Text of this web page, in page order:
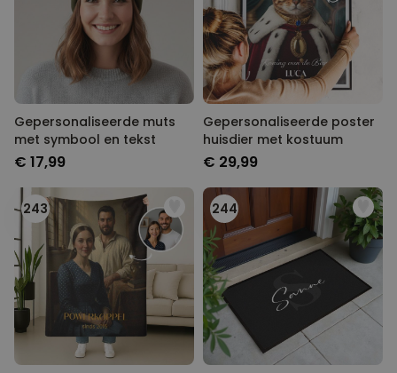
Gepersonaliseerde muts
met symbool en tekst
€ 17,99
Gepersonaliseerde poster
huisdier met kostuum
€ 29,99
243 244